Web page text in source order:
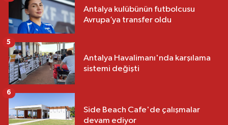
Antalya kulübünün futbolcusu
Avrupa’ya transfer oldu
Antalya Havalimanı'nda karşılama
sistemi değişti
5
Side Beach Cafe'de çalışmalar
devam ediyor
6